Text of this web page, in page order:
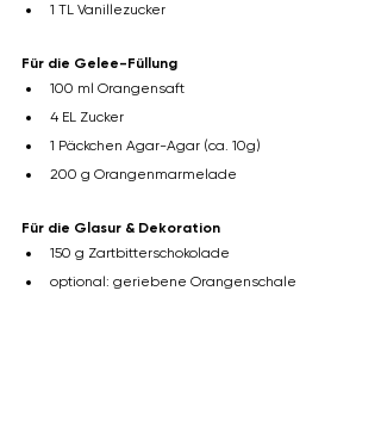
1 TL Vanillezucker
Für die Gelee-Füllung
100 ml Orangensaft
4 EL Zucker
1 Päckchen Agar-Agar (ca. 10g)
200 g Orangenmarmelade
Für die Glasur & Dekoration
150 g Zartbitterschokolade
optional: geriebene Orangenschale